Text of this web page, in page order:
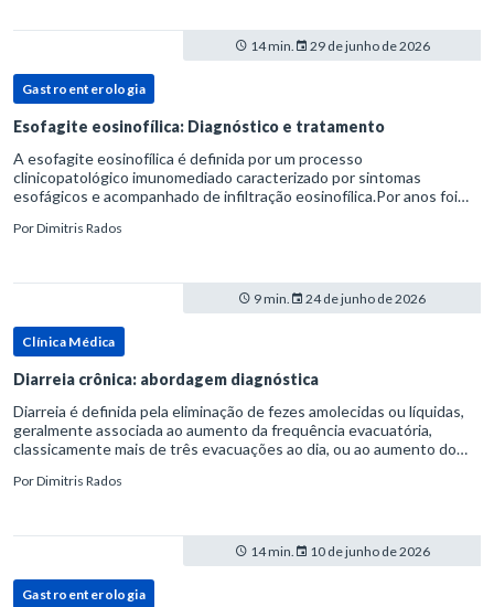
14 min. 29 de junho de 2026
Gastroenterologia
Esofagite eosinofílica: Diagnóstico e tratamento
A esofagite eosinofílica é definida por um processo
clinicopatológico imunomediado caracterizado por sintomas
esofágicos e acompanhado de infiltração eosinofílica.Por anos foi
refluxo gastr
PorDimitris Rados
9 min. 24 de junho de 2026
Clínica Médica
Diarreia crônica: abordagem diagnóstica
Diarreia é definida pela eliminação de fezes amolecidas ou líquidas,
geralmente associada ao aumento da frequência evacuatória,
classicamente mais de três evacuações ao dia, ou ao aumento do
PorDimitris Rados
14 min. 10 de junho de 2026
Gastroenterologia